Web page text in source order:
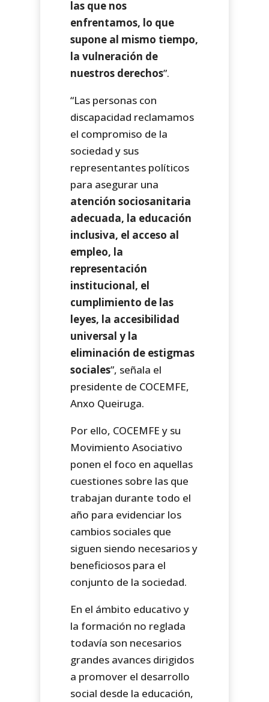
las que nos
enfrentamos, lo que
supone al mismo tiempo,
la vulneración de
nuestros derechos”.
“Las personas con
discapacidad reclamamos
el compromiso de la
sociedad y sus
representantes políticos
para asegurar una
atención sociosanitaria
adecuada, la educación
inclusiva, el acceso al
empleo, la
representación
institucional, el
cumplimiento de las
leyes, la accesibilidad
universal y la
eliminación de estigmas
sociales”, señala el
presidente de COCEMFE,
Anxo Queiruga.
Por ello, COCEMFE y su
Movimiento Asociativo
ponen el foco en aquellas
cuestiones sobre las que
trabajan durante todo el
año para evidenciar los
cambios sociales que
siguen siendo necesarios y
beneficiosos para el
conjunto de la sociedad.
En el ámbito educativo y
la formación no reglada
todavía son necesarios
grandes avances dirigidos
a promover el desarrollo
social desde la educación,